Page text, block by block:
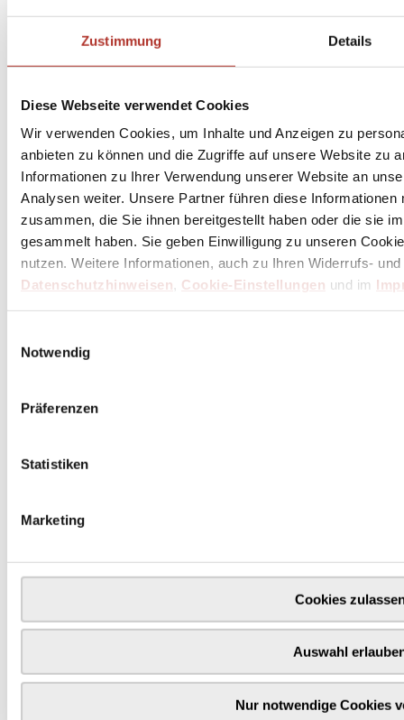
Zustimmung Details
Diese Webseite verwendet Cookies
Wir verwenden Cookies, um Inhalte und Anzeigen zu
anbieten zu können und die Zugriffe auf unsere Website zu
Informationen zu Ihrer Verwendung unserer Website an
Analysen weiter. Unsere Partner führen diese
zusammen, die Sie ihnen bereitgestellt haben oder die sie
gesammelt haben. Sie geben Einwilligung zu unseren
nutzen. Weitere Informationen, auch zu Ihren Widerrufs-
Datenschutzhinweisen, Cookie-Einstellungen und im
Notwendig
Präferenzen
Statistiken
Marketing
Cookies
Auswahl
Nur notwendige Cookies
de Buyer Kupfer Deckel 24 cm mit Messinggriff
Inkl. 19% MwSt.